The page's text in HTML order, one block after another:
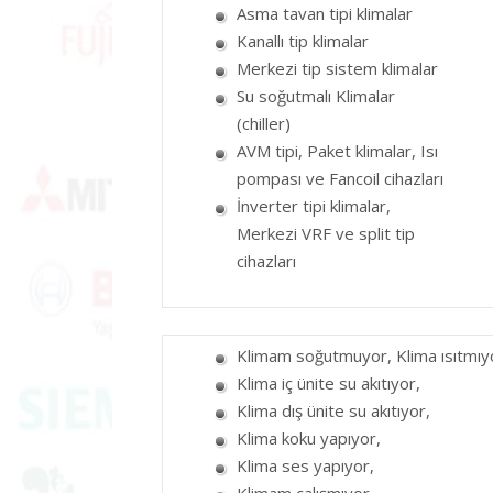
Asma tavan tipi klimalar
Kanallı tip klimalar
Merkezi tip sistem klimalar
Su soğutmalı Klimalar
(chiller)
AVM tipi, Paket klimalar, Isı
pompası ve Fancoil cihazları
İnverter tipi klimalar,
Merkezi VRF ve split tip
cihazları
Klimam soğutmuyor, Klima
Klima iç ünite su akıtıyor,
Klima dış ünite su akıtıyor,
Klima koku yapıyor,
Klima ses yapıyor,